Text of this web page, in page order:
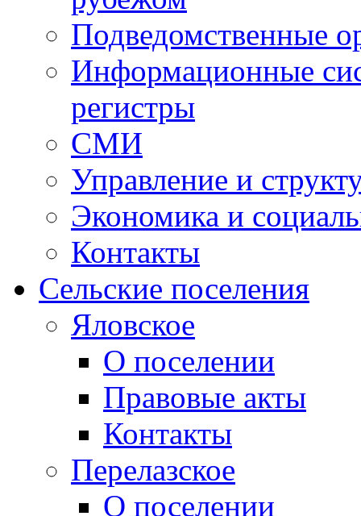
Подведомственные
Информационные
регистры
СМИ
Управление и
Экономика и
Контакты
Сельские поселения
Яловское
О поселении
Правовые акты
Контакты
Перелазское
О поселении